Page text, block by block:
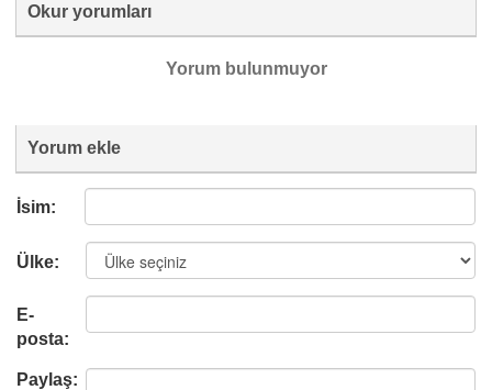
Okur yorumları
Yorum bulunmuyor
Yorum ekle
İsim:
Ülke:
E-
posta:
Paylaş: